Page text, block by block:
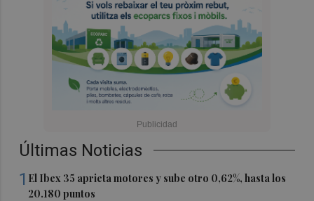
Últimas Noticias
1 El Ibex 35 aprieta motores y sube otro 0,62%, hasta los
20.180 puntos